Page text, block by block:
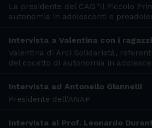
La presidente del CAG 'Il Piccolo
autonomia in adolescenti e
Intervista a Valentina con i
Valentina di Arci Solidarietà,
del cocetto di autonomia in
Intervista ad Antonello Giannelli
Presidente dell'ANAP
Intervista al Prof. Leonardo